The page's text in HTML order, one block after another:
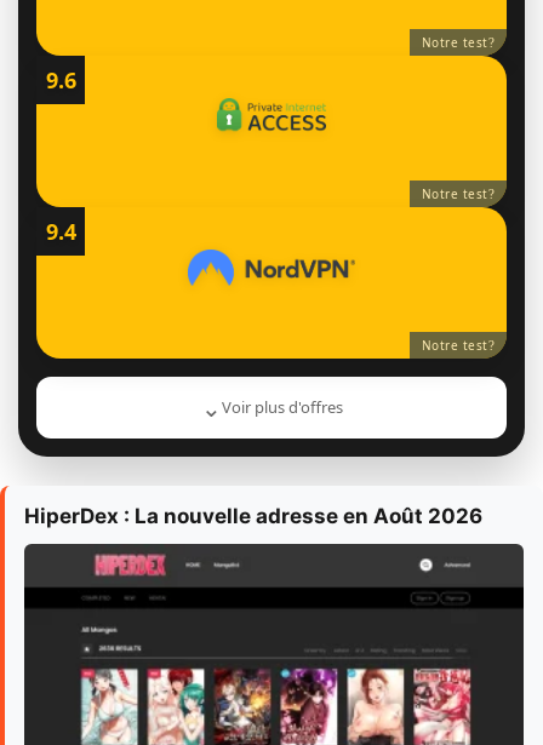
Notre test?
9.6
Notre test?
9.4
Notre test?
⌄ Voir plus d'offres
HiperDex : La nouvelle adresse en Août 2026